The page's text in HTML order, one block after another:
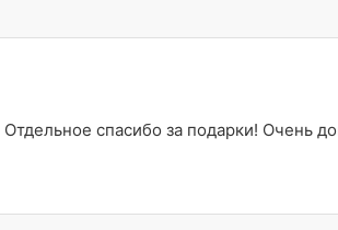
спасибо за подарки! Очень